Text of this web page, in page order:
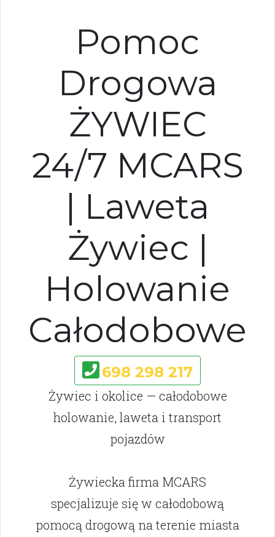
Pomoc
Drogowa
ŻYWIEC
24/7 MCARS
| Laweta
Żywiec |
Holowanie
Całodobowe
698 298 217
Żywiec i okolice — całodobowe
holowanie, laweta i transport
pojazdów
Żywiecka firma MCARS
specjalizuje się w całodobową
pomocą drogową na terenie miasta